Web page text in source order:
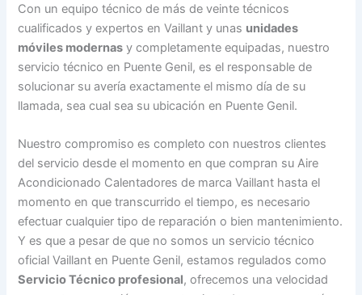
Con un equipo técnico de más de veinte técnicos
cualificados y expertos en Vaillant y unas unidades
móviles modernas y completamente equipadas, nuestro
servicio técnico en Puente Genil, es el responsable de
solucionar su avería exactamente el mismo día de su
llamada, sea cual sea su ubicación en Puente Genil.
Nuestro compromiso es completo con nuestros clientes
del servicio desde el momento en que compran su Aire
Acondicionado Calentadores de marca Vaillant hasta el
momento en que transcurrido el tiempo, es necesario
efectuar cualquier tipo de reparación o bien mantenimiento.
Y es que a pesar de que no somos un servicio técnico
oficial Vaillant en Puente Genil, estamos regulados como
Servicio Técnico profesional, ofrecemos una velocidad